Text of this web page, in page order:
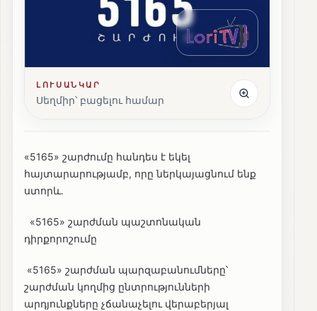
ԼՈՒՍԱՆԿԱՐ
Սեղմիր՝ բացելու համար
«5165» շարժումը հանդես է եկել
հայտարարությամբ, որը ներկայացնում ենք
ստորև․
«5165» շարժման պաշտոնական
դիրքորոշումը
«5165» շարժման պարզաբանումները՝
շարժման կողմից ընտրությունների
արդյունքները չճանաչելու վերաբերյալ